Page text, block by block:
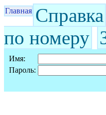
Главная Справка
по номеру
Имя:
Пароль: